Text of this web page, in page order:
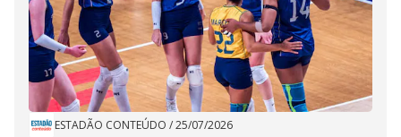
ESTADÃO CONTEÚDO /25/07/2026